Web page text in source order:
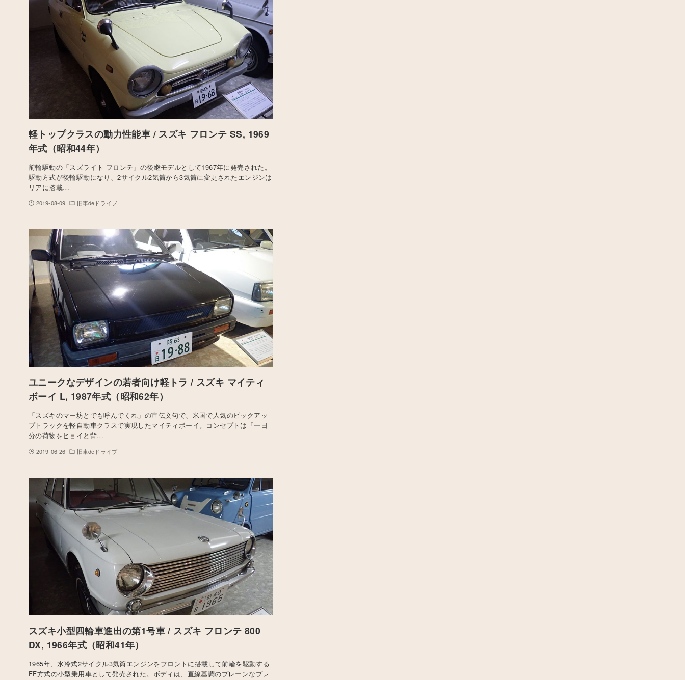
軽トップクラスの動力性能車 / スズキ フロンテ SS, 1969
年式（昭和44年）
前輪駆動の「スズライト フロンテ」の後継モデルとして1967年に発売された。
駆動方式が後輪駆動になり、2サイクル2気筒から3気筒に変更されたエンジンは
リアに搭載…
2019-08-09 旧車deドライブ
ユニークなデザインの若者向け軽トラ / スズキ マイティ
ボーイ L, 1987年式（昭和62年）
「スズキのマー坊とでも呼んでくれ」の宣伝文句で、米国で人気のピックアッ
プトラックを軽自動車クラスで実現したマイティボーイ。コンセプトは「一日
分の荷物をヒョイと背…
2019-06-26 旧車deドライブ
スズキ小型四輪車進出の第1号車 / スズキ フロンテ 800
DX, 1966年式（昭和41年）
1965年、水冷式2サイクル3気筒エンジンをフロントに搭載して前輪を駆動する
FF方式の小型乗用車として発売された。ボディは、直線基調のプレーンなプレ